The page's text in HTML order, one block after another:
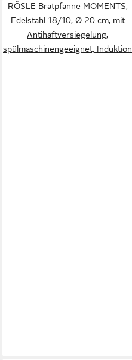
RÖSLE Bratpfanne MOMENTS,
Edelstahl 18/10, Ø 20 cm, mit
Antihaftversiegelung,
spülmaschinengeeignet, Induktion